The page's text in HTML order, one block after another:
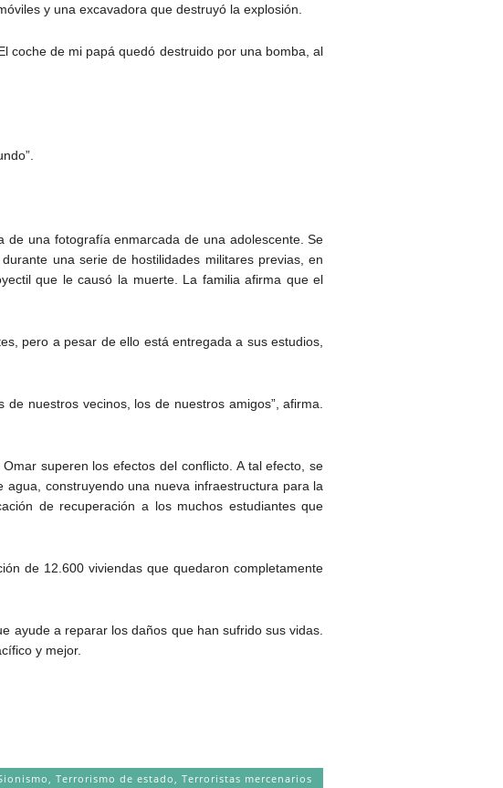
y una excavadora que destruyó la explosión.
coche de mi papá quedó destruido por una bomba, al
una fotografía enmarcada de una adolescente. Se
una serie de hostilidades militares previas, en
que le causó la muerte. La familia afirma que el
pero a pesar de ello está entregada a sus estudios,
nuestros vecinos, los de nuestros amigos”, afirma.
superen los efectos del conflicto. A tal efecto, se
construyendo una nueva infraestructura para la
de recuperación a los muchos estudiantes que
de 12.600 viviendas que quedaron completamente
ayude a reparar los daños que han sufrido sus vidas.
y mejor.
,Terrorismo de estado ,Terroristas mercenarios